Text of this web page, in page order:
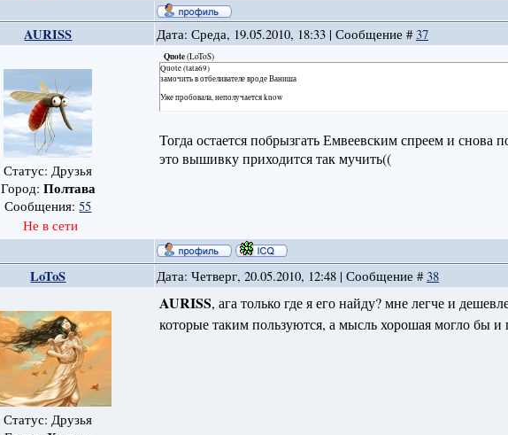
AURISS Дата: Среда, 19.05.2010, 18:33 | Сообщение #37
Статус: Друзья
Город: Полтава
Сообщения:55
Не в сети
Quote(LoToS)
Quote (tata69)
замочить в отбеливателе вроде Ваниша
Уже пробовала, неполучается know
Тогда остается побрызгать Емвеевским спреем и снова
это вышивку приходится так мучить((
LoToS Дата: Четверг, 20.05.2010, 12:48 | Сообщение #38
Статус: Друзья
AURISS, ага только где я его найду? мне легче и
которые таким пользуются, а мысль хорошая могло бы и